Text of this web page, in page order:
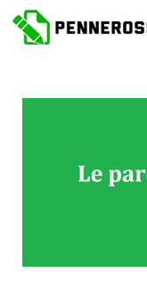
Vai